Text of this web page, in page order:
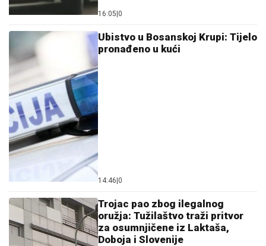
16:05|0
Ubistvo u Bosanskoj Krupi: Tijelo
pronađeno u kući
14:46|0
Trojac pao zbog ilegalnog
oružja: Tužilaštvo traži pritvor
za osumnjičene iz Laktaša,
Doboja i Slovenije